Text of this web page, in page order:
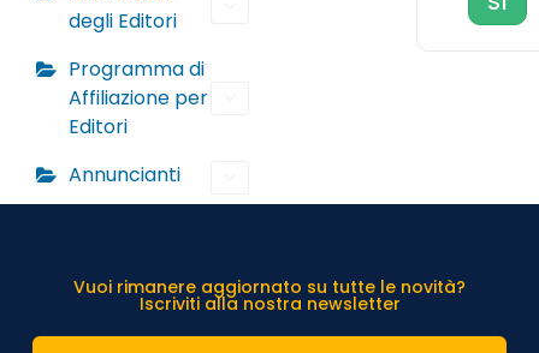
degli Editori
Programma di
Affiliazione per
Editori
Annuncianti
Vuoi rimanere aggiornato su tutte le novità?
Iscriviti alla nostra newsletter